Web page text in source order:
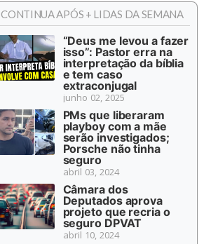
CONTINUA APÓS + LIDAS DA SEMANA
“Deus me levou a fazer
isso”: Pastor erra na
interpretação da bíblia
e tem caso
extraconjugal
junho 02, 2025
PMs que liberaram
playboy com a mãe
serão investigados;
Porsche não tinha
seguro
abril 03, 2024
Câmara dos
Deputados aprova
projeto que recria o
seguro DPVAT
abril 10, 2024